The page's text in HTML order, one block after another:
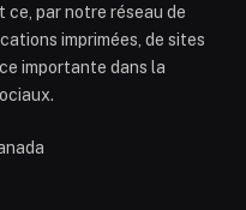
ce, par notre réseau de
imprimées, de sites
importante dans la